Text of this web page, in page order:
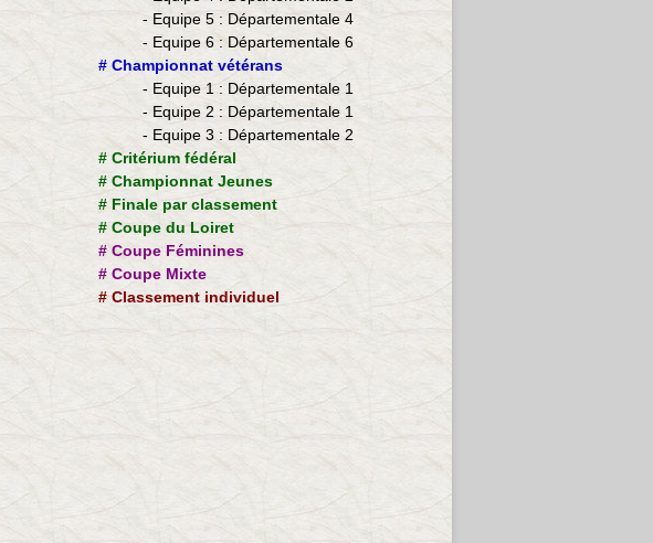
- Equipe 5 : Départementale 4
- Equipe 6 : Départementale 6
​# Championnat vétérans
- ​Equipe 1 : Départementale 1
- Equipe 2 : Départementale 1
- Equipe 3 : Départementale 2
# Critérium fédéral
# Championnat Jeunes
# Finale par classement
# Coupe du Loiret
# Coupe Féminines
# Coupe Mixte
#Classement individuel